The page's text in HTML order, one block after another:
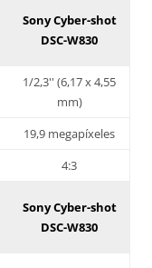
Sony Cyber-shot
DSC-W830
1/2,3'' (6,17 x 4,55
mm)
19,9 megapíxeles
4:3
Sony Cyber-shot
DSC-W830